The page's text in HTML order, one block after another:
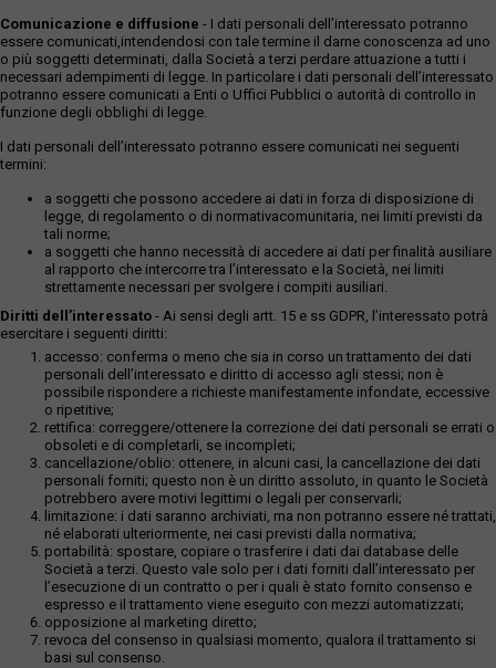
Comunicazione e diffusione - I dati personali dell’interessato potranno
essere comunicati,intendendosi con tale termine il darne conoscenza ad uno
o più soggetti determinati, dalla Società a terzi perdare attuazione a tutti i
necessari adempimenti di legge. In particolare i dati personali dell’interessato
potranno essere comunicati a Enti o Uffici Pubblici o autorità di controllo in
funzione degli obblighi di legge.
I dati personali dell’interessato potranno essere comunicati nei seguenti
termini:
a soggetti che possono accedere ai dati in forza di disposizione di
legge, di regolamento o di normativacomunitaria, nei limiti previsti da
tali norme;
a soggetti che hanno necessità di accedere ai dati per finalità ausiliare
al rapporto che intercorre tra l’interessato e la Società, nei limiti
strettamente necessari per svolgere i compiti ausiliari.
Diritti dell’interessato - Ai sensi degli artt. 15 e ss GDPR, l’interessato potrà
esercitare i seguenti diritti:
accesso: conferma o meno che sia in corso un trattamento dei dati
personali dell’interessato e diritto di accesso agli stessi; non è
possibile rispondere a richieste manifestamente infondate, eccessive
o ripetitive;
rettifica: correggere/ottenere la correzione dei dati personali se errati o
obsoleti e di completarli, se incompleti;
cancellazione/oblio: ottenere, in alcuni casi, la cancellazione dei dati
personali forniti; questo non è un diritto assoluto, in quanto le Società
potrebbero avere motivi legittimi o legali per conservarli;
limitazione: i dati saranno archiviati, ma non potranno essere né trattati,
né elaborati ulteriormente, nei casi previsti dalla normativa;
portabilità: spostare, copiare o trasferire i dati dai database delle
Società a terzi. Questo vale solo per i dati forniti dall’interessato per
l’esecuzione di un contratto o per i quali è stato fornito consenso e
espresso e il trattamento viene eseguito con mezzi automatizzati;
opposizione al marketing diretto;
revoca del consenso in qualsiasi momento, qualora il trattamento si
basi sul consenso.